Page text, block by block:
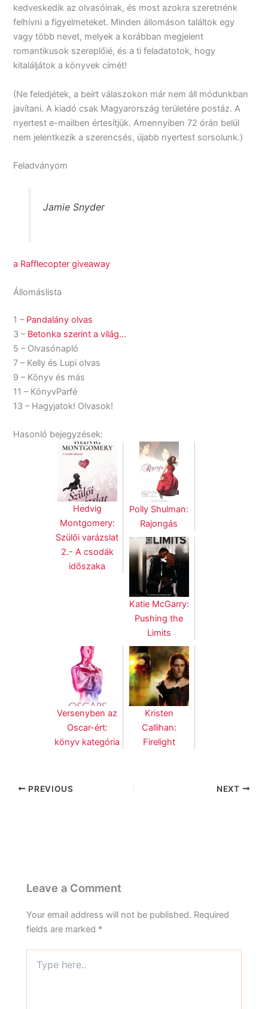
kedveskedik az olvasóinak, és most azokra szeretnénk
felhívni a figyelmeteket. Minden állomáson találtok egy
vagy több nevet, melyek a korábban megjelent
romantikusok szereplőié, és a ti feladatotok, hogy
kitaláljátok a könyvek címét!
(Ne feledjétek, a beírt válaszokon már nem áll módunkban
javítani. A kiadó csak Magyarország területére postáz. A
nyertest e-mailben értesítjük. Amennyiben 72 órán belül
nem jelentkezik a szerencsés, újabb nyertest sorsolunk.)
Feladványom
Jamie Snyder
a Rafflecopter giveaway
Állomáslista
1 – Pandalány olvas
3 – Betonka szerint a világ…
5 – Olvasónapló
7 – Kelly és Lupi olvas
9 – Könyv és más
11 – KönyvParfé
13 – Hagyjatok! Olvasok!
Hasonló bejegyzések:
Hedvig
Montgomery:
Szülői varázslat
2.- A csodák
időszaka
Polly Shulman:
Rajongás
Katie McGarry:
Pushing the
Limits
Versenyben az
Oscar-ért:
könyv kategória
Kristen
Callihan:
Firelight
PREVIOUS NEXT
Leave a Comment
Your email address will not be published. Required
fields are marked *
here..